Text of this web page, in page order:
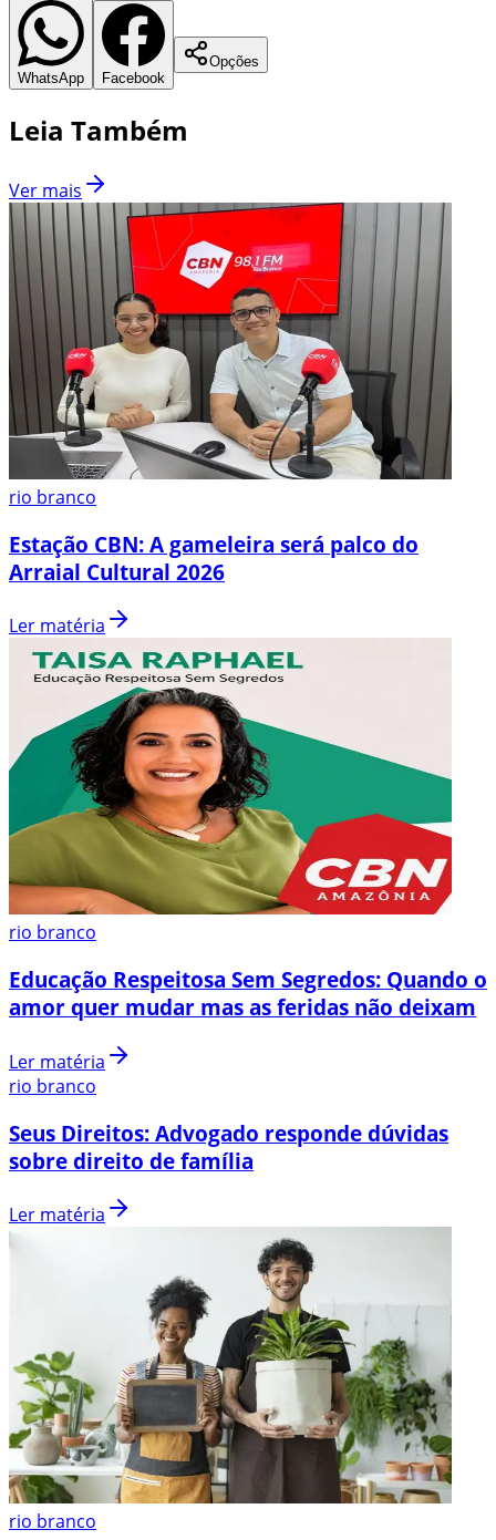
WhatsApp Facebook
Opções
Leia Também
Ver mais
rio branco
Estação CBN: A gameleira será palco do
Arraial Cultural 2026
Ler matéria
rio branco
Educação Respeitosa Sem Segredos: Quando o
amor quer mudar mas as feridas não deixam
Ler matéria
rio branco
Seus Direitos: Advogado responde dúvidas
sobre direito de família
Ler matéria
rio branco